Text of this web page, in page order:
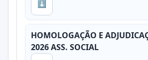
⬇
HOMOLOGAÇÃO E
2026 ASS. SOCIAL